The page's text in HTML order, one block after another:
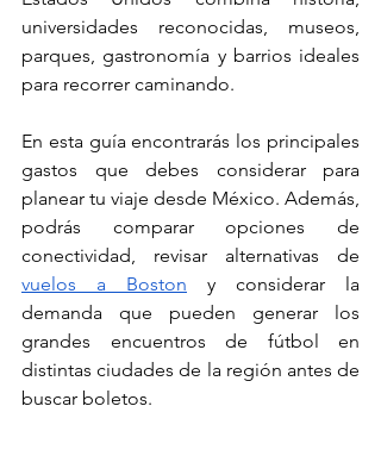
universidades reconocidas, museos,
parques, gastronomía y barrios ideales
para recorrer caminando.
En esta guía encontrarás los principales
gastos que debes considerar para
planear tu viaje desde México. Además,
podrás comparar opciones de
vuelos a Boston y considerar la
demanda que pueden generar los
grandes encuentros de fútbol en
distintas ciudades de la región antes de
buscar boletos.